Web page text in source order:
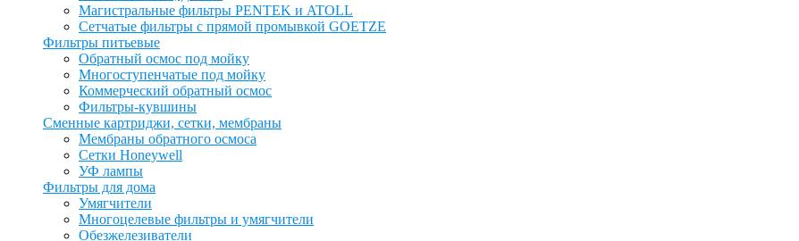
Магистральные фильтры PENTEK и ATOLL
Сетчатые фильтры с прямой промывкой GOETZE
Фильтры питьевые
Обратный осмос под мойку
Многоступенчатые под мойку
Коммерческий обратный осмос
Фильтры-кувшины
Сменные картриджи, сетки, мембраны
Мембраны обратного осмоса
Сетки Honeywell
УФ лампы
Фильтры для дома
Умягчители
Многоцелевые фильтры и умягчители
Обезжелезиватели